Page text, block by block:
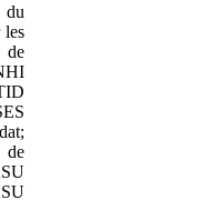
les
de
de